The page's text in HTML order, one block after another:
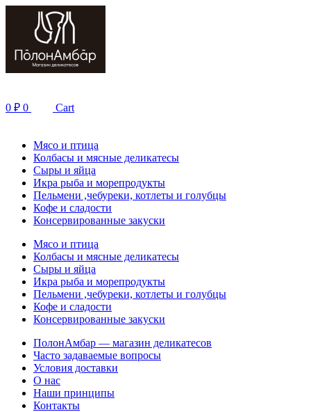
Перейти
содержимому
0 ₽ 0 Cart
Мясо и птица
Колбасы и мясные деликатесы
Сыры и яйца
Икра рыба и морепродукты
Пельмени ,чебуреки, котлеты и голубцы
Кофе и сладости
Консервированные закуски
Мясо и птица
Колбасы и мясные деликатесы
Сыры и яйца
Икра рыба и морепродукты
Пельмени ,чебуреки, котлеты и голубцы
Кофе и сладости
Консервированные закуски
ПолонАмбар — магазин деликатесов
Часто задаваемые вопросы
Условия доставки
О нас
Наши принципы
Контакты